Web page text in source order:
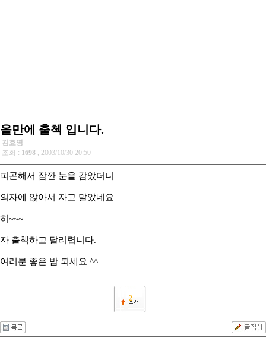
올만에 출첵 입니다.
김효영
조회 : 1698 , 2003/10/30 20:50
피곤해서 잠깐 눈을 감았더니
의자에 앉아서 자고 말았네요
히~~~
자 출첵하고 달리렵니다.
여러분 좋은 밤 되세요 ^^
2